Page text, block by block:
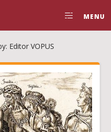
MENU
Editor VOPUS